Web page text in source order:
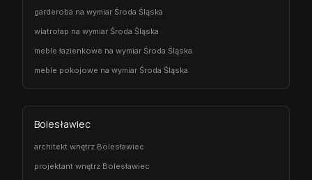
garderoba na wymiar Środa Śląska
wiatrołap na wymiar Środa Śląska
meble łazienkowe na wymiar Środa Śląska
meble pokojowe na wymiar Środa Śląska
Bolesławiec
architekt wnętrz Bolesławiec
projektant wnętrz Bolesławiec